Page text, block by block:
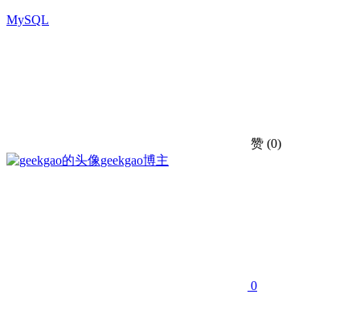
MySQL
赞 (0)
geekgao博主
0